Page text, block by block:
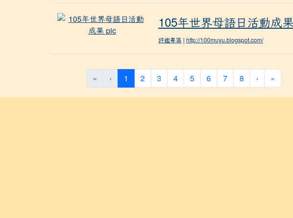
105年世界母語日活動成果
105年世界母語日活動成
評鑑專區 | http://100muyu.blogspot.com/
« ‹ 1 (current)
2 3 4 5 6 7 8 › »